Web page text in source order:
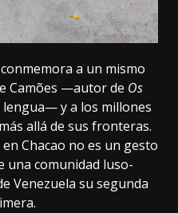
a un mismo
Camões —autor de Os
lengua— y a los millones
allá de sus fronteras.
Chacao no es un gesto
una comunidad luso-
Venezuela su segunda